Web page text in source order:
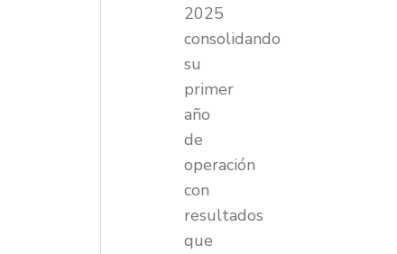
2025
consolidando
su
primer
año
de
operación
con
resultados
que